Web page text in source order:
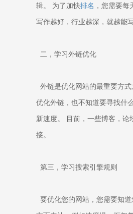
辑。 为了加快排名 ，您需要
写作越好，行业越深，就越能
二，学习外链优化
外链是优化网站的最重要方
优化外链，也不知道要寻找什
新速度。 目前，一些博客，
接。
第三，学习搜索引擎规则
要优化您的网站，您需要知